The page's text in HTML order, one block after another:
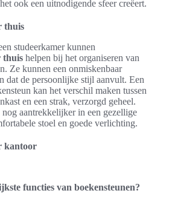
ook een uitnodigende sfeer creëert.
thuis
studeerkamer kunnen
thuis helpen bij het organiseren van
Ze kunnen een onmiskenbaar
dat de persoonlijke stijl aanvult. Een
kan het verschil maken tussen
en een strak, verzorgd geheel.
aantrekkelijker in een gezellige
stoel en goede verlichting.
kantoor
functies van boekensteunen?